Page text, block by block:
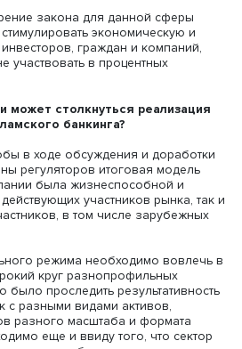
что действующие ИФУ в России
в период кризисов
курсов национальной
а доходность клиентов
ставки, но в виде
законопроект о
к регулированию сферы
разных государственных
время у экспертного
что внедрение отдельной
для исламских банков, как это
и Кыргызстане, в России
создание отдельного вида